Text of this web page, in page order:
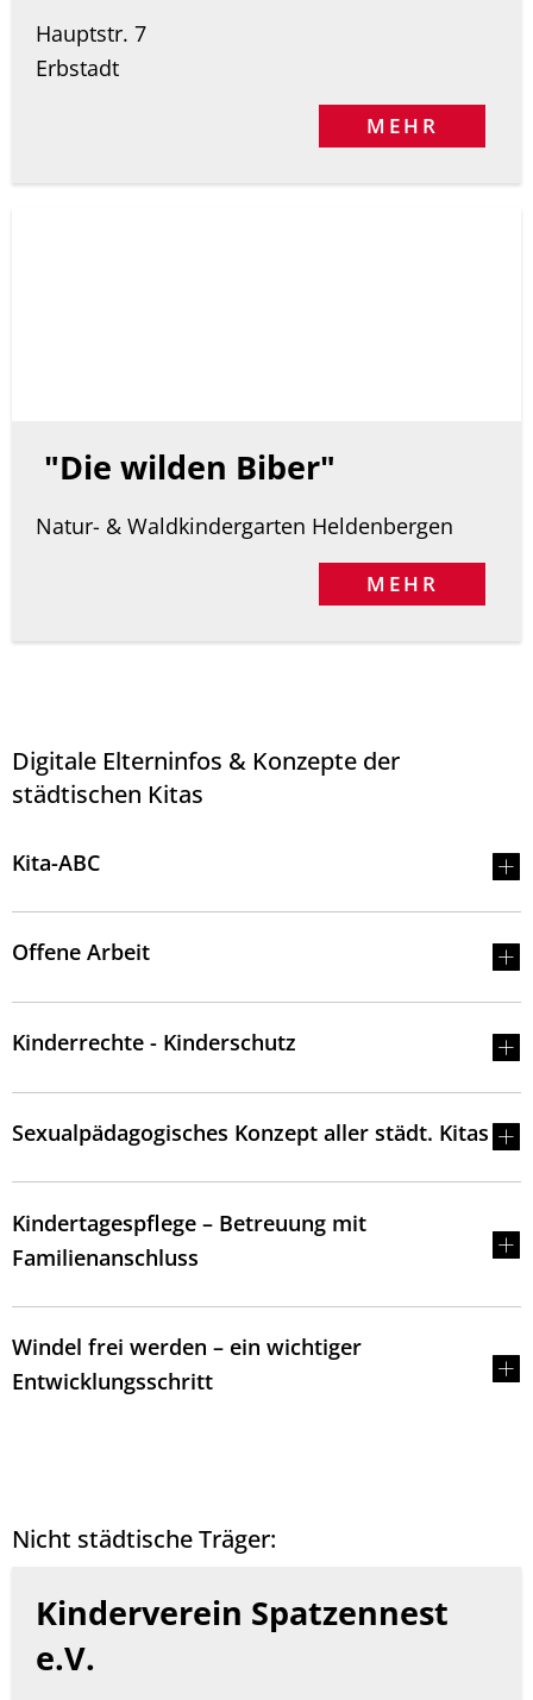
Hauptstr. 7
Erbstadt
MEHR
"Die wilden Biber"
Natur- & Waldkindergarten Heldenbergen
MEHR
Digitale Elterninfos & Konzepte der
städtischen Kitas
Kita-ABC
Offene Arbeit
Kinderrechte - Kinderschutz
Sexualpädagogisches Konzept aller städt. Kitas
Kindertagespflege – Betreuung mit
Familienanschluss
Windel frei werden – ein wichtiger
Entwicklungsschritt
Nicht städtische Träger:
Kinderverein Spatzennest
e.V.